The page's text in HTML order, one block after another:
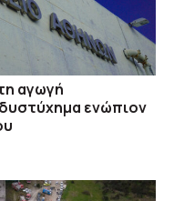
αγωγή
ενώπιον